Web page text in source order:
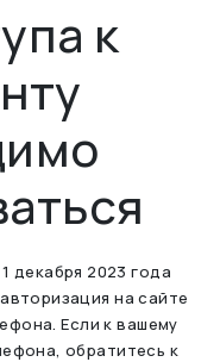
к
декабря 2023 года
на сайте
Если к вашему
обратитесь к